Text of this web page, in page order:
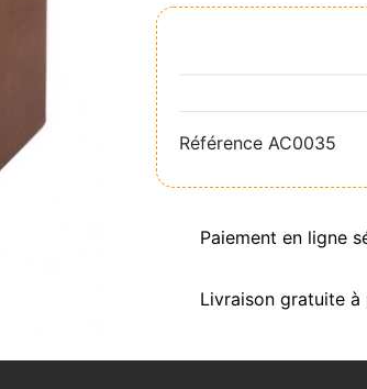
Référence AC0035
Paiement en ligne
Livraison gratuite